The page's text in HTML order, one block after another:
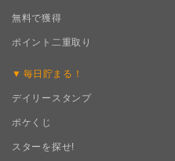
無料で獲得
ポイント二重取り
毎日 貯まる！
デイリースタンプ
ポケくじ
スターを探せ!